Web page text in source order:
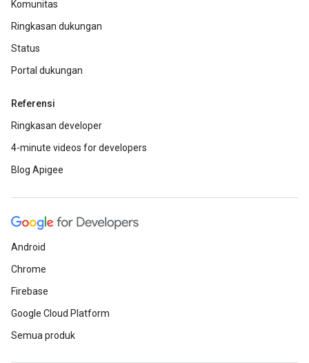
Komunitas
Ringkasan dukungan
Status
Portal dukungan
Referensi
Ringkasan developer
4-minute videos for developers
Blog Apigee
Android
Chrome
Firebase
Google Cloud Platform
Semua produk